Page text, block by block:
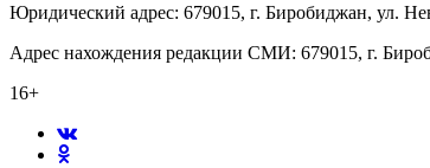
Юридический адрес: 679015, г. Биробиджан, ул.
Адрес нахождения редакции СМИ: 679015, г.
16+